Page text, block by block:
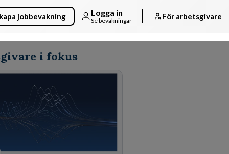
jobbevakning Logga in
Se bevakningar För arbetsgivare
i fokus